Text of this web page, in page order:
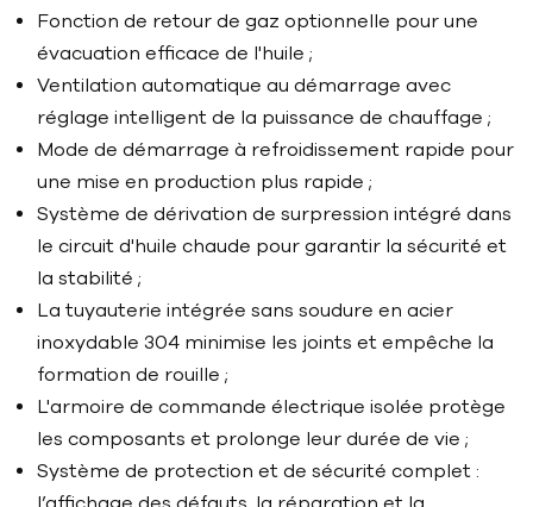
Fonction de retour de gaz optionnelle pour une
évacuation efficace de l'huile ;
Ventilation automatique au démarrage avec
réglage intelligent de la puissance de chauffage ;
Mode de démarrage à refroidissement rapide pour
une mise en production plus rapide ;
Système de dérivation de surpression intégré dans
le circuit d'huile chaude pour garantir la sécurité et
la stabilité ;
La tuyauterie intégrée sans soudure en acier
inoxydable 304 minimise les joints et empêche la
formation de rouille ;
L'armoire de commande électrique isolée protège
les composants et prolonge leur durée de vie ;
Système de protection et de sécurité complet :
l’affichage des défauts, la réparation et la